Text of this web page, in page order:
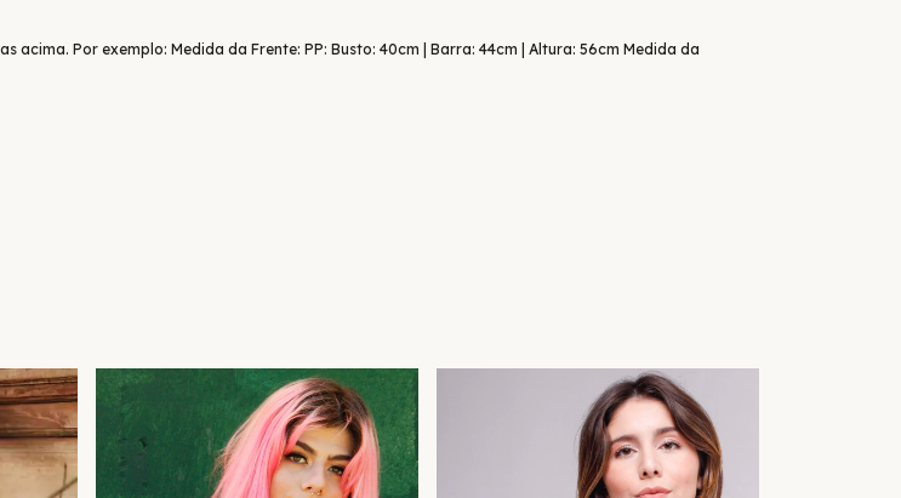
Por exemplo: Medida da Frente: PP: Busto: 40cm | Barra: 44cm | Altura: 56cm Medida da